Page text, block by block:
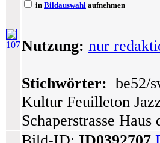
107
in Bildauswahl aufnehmen
Nutzung: nur
Stichwörter: be52/
Kultur Feuilleton
Schaperstrasse